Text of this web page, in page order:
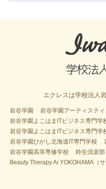
エクレスは学校法人
岩谷学園
岩谷学園アーティステ
岩谷学園よこはまITビジネス専門学
岩谷学園よこはまITビジネス専門学
岩谷学園ひがし北海道IT専門学校
岩谷学園高等専修学校
粋生倶楽部
Beauty Therapy Ai YOKOHAMA（サ